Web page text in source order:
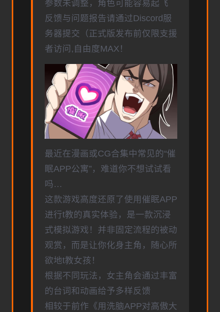
参数未调整，角色可能容易起飞
反馈与问题报告请通过Discord服
务器提交（正式版发布前仅限支援
者访问,自由度MAX！
最近在漫画或CG合集中常见的“催
眠APP公寓”，难道你不想试试看
吗…
这款游戏高度还原了使用催眠APP
进行t教的真实体验，是一款沉浸
式模拟游戏！并非固定流程的被动
观赏，而是让你化身主角，随心所
欲地t教女孩！
根据不同玩法，女主角会通过丰富
的台词和动画给予多样反馈
相较于前作《用洗脑APP对高傲大